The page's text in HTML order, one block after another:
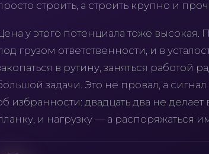
строить, а строить крупно и
у этого потенциала тоже
грузом ответственности, и в
в рутину, заняться работой
задачи. Это не провал, а
избранности: двадцать два не
и нагрузку — а распоряжаться